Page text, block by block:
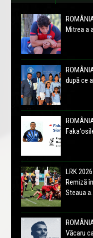
Mitrea a
după ce
LRK
Remiză
Steaua
Văcaru